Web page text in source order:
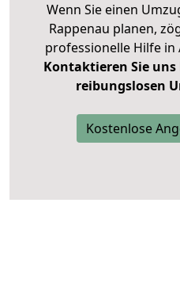
Wenn Sie einen
Rappenau planen,
professionelle Hilfe in
Kontaktieren Sie uns
reibungslosen
Kostenlose